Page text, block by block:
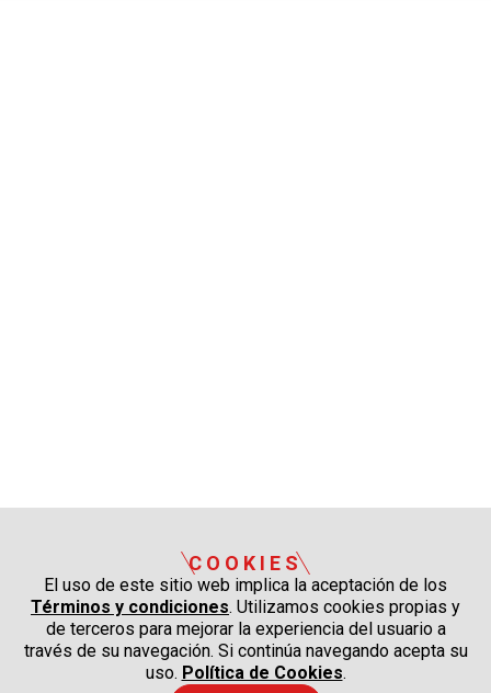
COOKIES
El uso de este sitio web implica la aceptación de los
Términos y condiciones. Utilizamos cookies propias y
de terceros para mejorar la experiencia del usuario a
través de su navegación. Si continúa navegando acepta su
uso. Política de Cookies.